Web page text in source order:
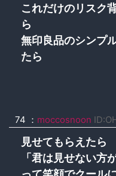
これだけのリスク
ら
無印良品のシンプ
たら
74 ： moccosnoon
見せてもらえたら
「君は見せない方